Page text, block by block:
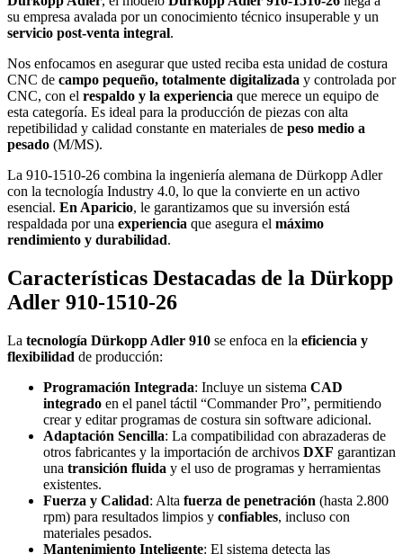
su empresa avalada por un conocimiento técnico insuperable y un
servicio post-venta integral.
Nos enfocamos en asegurar que usted reciba esta unidad de costura
CNC de campo pequeño, totalmente digitalizada y controlada por
CNC, con el respaldo y la experiencia que merece un equipo de
esta categoría. Es ideal para la producción de piezas con alta
repetibilidad y calidad constante en materiales de peso medio a
pesado (M/MS).
La 910-1510-26 combina la ingeniería alemana de Dürkopp Adler
con la tecnología Industry 4.0, lo que la convierte en un activo
esencial. En Aparicio, le garantizamos que su inversión está
respaldada por una experiencia que asegura el máximo
rendimiento y durabilidad.
Características Destacadas de la Dürkopp
Adler 910-1510-26
La tecnología Dürkopp Adler 910 se enfoca en la eficiencia y
flexibilidad de producción:
Programación Integrada: Incluye un sistema CAD
integrado en el panel táctil “Commander Pro”, permitiendo
crear y editar programas de costura sin software adicional.
Adaptación Sencilla: La compatibilidad con abrazaderas de
otros fabricantes y la importación de archivos DXF garantizan
una transición fluida y el uso de programas y herramientas
existentes.
Fuerza y Calidad: Alta fuerza de penetración (hasta 2.800
rpm) para resultados limpios y confiables, incluso con
materiales pesados.
Mantenimiento Inteligente: El sistema detecta las